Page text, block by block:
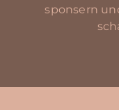
sponsern